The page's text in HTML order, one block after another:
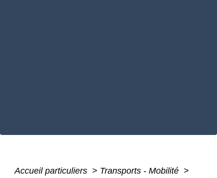
Accueil particuliers > Transports - Mobilité >